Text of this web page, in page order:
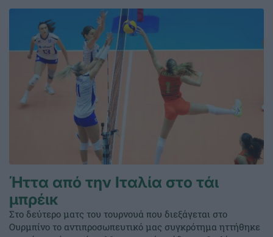
Ήττα από την Ιταλία στο τάι
μπρέικ
Στο δεύτερο ματς του τουρνουά που διεξάγεται στο
Ουρμπίνο το αντιπροσωπευτικό μας συγκρότημα ηττήθηκε